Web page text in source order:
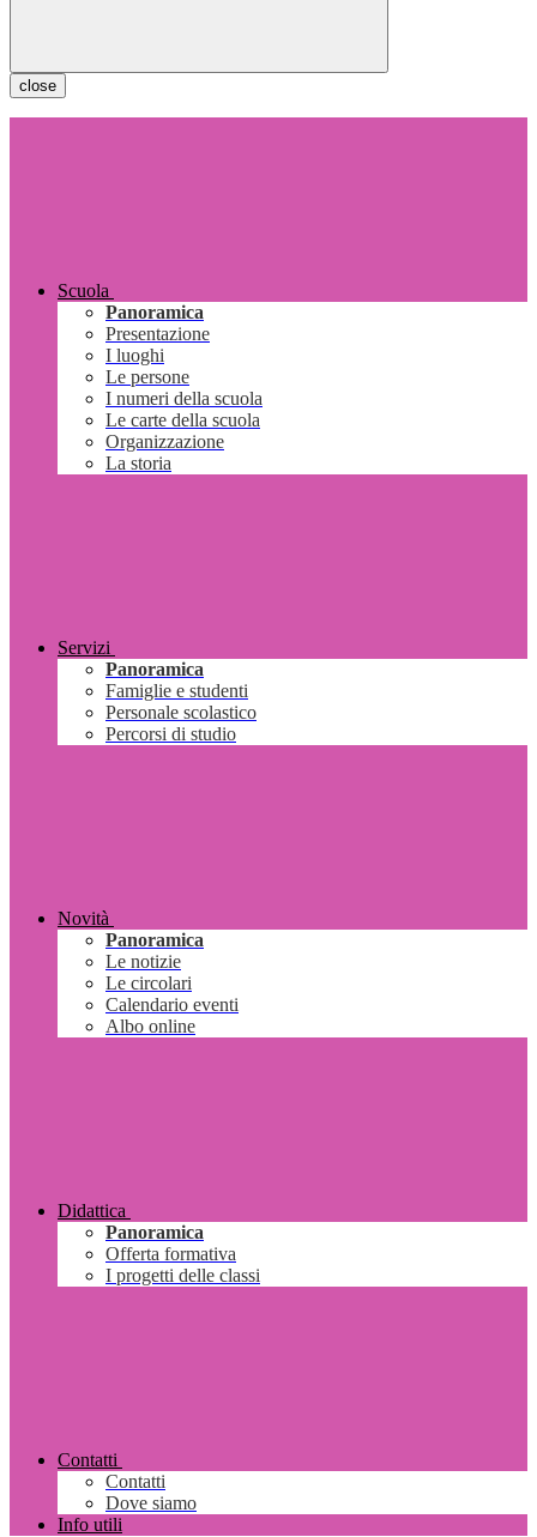
close
Scuola
Panoramica
Presentazione
I luoghi
Le persone
I numeri della scuola
Le carte della scuola
Organizzazione
La storia
Servizi
Panoramica
Famiglie e studenti
Personale scolastico
Percorsi di studio
Novità
Panoramica
Le notizie
Le circolari
Calendario eventi
Albo online
Didattica
Panoramica
Offerta formativa
I progetti delle classi
Contatti
Contatti
Dove siamo
Info utili